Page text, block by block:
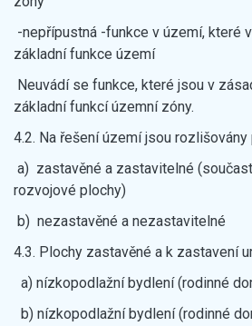
-nepřípustná -funkce v území, které
základní funkce území
Neuvádí se funkce, které jsou v
základní funkcí územní zóny.
4.2. Na řešení území jsou rozlišovány
a) zastavěné a zastavitelné
rozvojové plochy)
b) nezastavěné a nezastavitelné
4.3. Plochy zastavěné a k zastavení
a) nízkopodlažní bydlení (rodinné
b) nízkopodlažní bydlení (rodinné